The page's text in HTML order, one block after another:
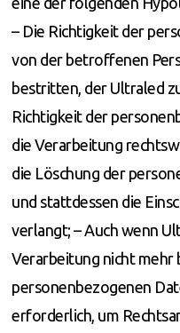
– Die Richtigkeit der
von der betroffenen
bestritten, der Ultraled
Richtigkeit der
die Verarbeitung
die Löschung der
und stattdessen die
verlangt; – Auch wenn
Verarbeitung nicht mehr
personenbezogenen
erforderlich, um